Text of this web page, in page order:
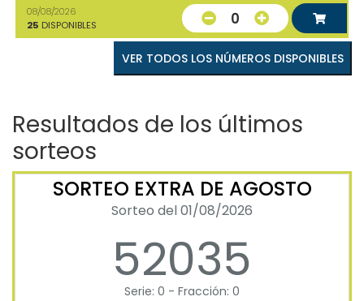
08/08/2026
25 DISPONIBLES 0
VER TODOS LOS NÚMEROS DISPONIBLES
Resultados de los últimos
sorteos
SORTEO EXTRA DE AGOSTO
Sorteo del 01/08/2026
52035
Serie: 0 - Fracción: 0